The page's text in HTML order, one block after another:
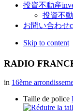
投資不動産
投資不
お問い合わせ
Skip to content
RADIO
in 16ème
Taille de police